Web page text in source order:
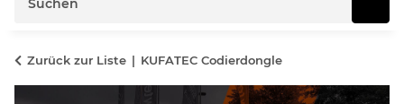
Zurück zur Liste KUFATEC Codierdongle